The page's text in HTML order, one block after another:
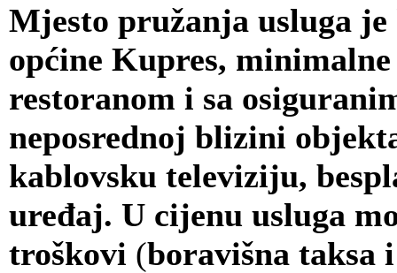
Mjesto pružanja usluga
općine Kupres,
restoranom i sa
neposrednoj blizini
kablovsku televiziju,
uređaj. U cijenu usluga
troškovi (boravišna taksa